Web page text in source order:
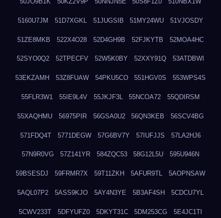
5160U7JM 51D7XGKL 51JUGSIB 51MY24WU 51VJOSDY
51ZE8MKB 522X4O28 52D4GH9B 52FJKYTB 52MOA4HC
52SYO0Q2 52TPECFV 52W5K0BY 52XXY91Q 53ATDBWI
53EKZAMH 53Z8FUAW 54PKU5CO 551HGV0S 553WPS4S
55FLR3W1 55IE9L4V 55JKJF3L 55NCOA72 55QDIRSM
55XAQHMU 56975PIR 56GSA0U2 56QN3KEB 56SCV4BG
571FDQ4T 5771DEGW 57G6BV7Y 57IUFJJS 57LA2HJ6
57N9R0VG 57Z141YR 584ZQC53 58G12L5U 595U946N
59BSESDJ 59FRMR7X 59T11ZKH 5AFUR9TL 5AOPNSAW
5AQL07P2 5ASS9KJO 5AY4N3YE 5B3AF4SH 5CDCU7YL
5CWV233T 5DFYUFZ0 5DKYT31C 5DM253CG 5E4JC1TI